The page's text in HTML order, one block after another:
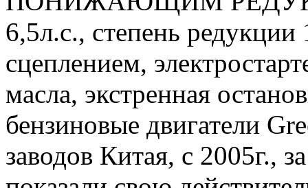
6,5л.с., степень
сцеплением,
масла, экстренная
бензиновые двигатели
заводов Китая, с 2005г.,